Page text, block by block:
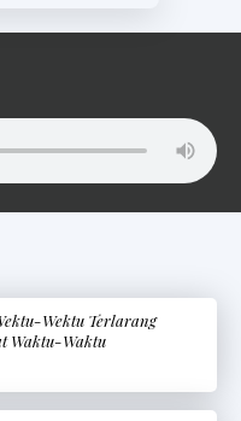
Wektu Terlarang
Waktu-Waktu